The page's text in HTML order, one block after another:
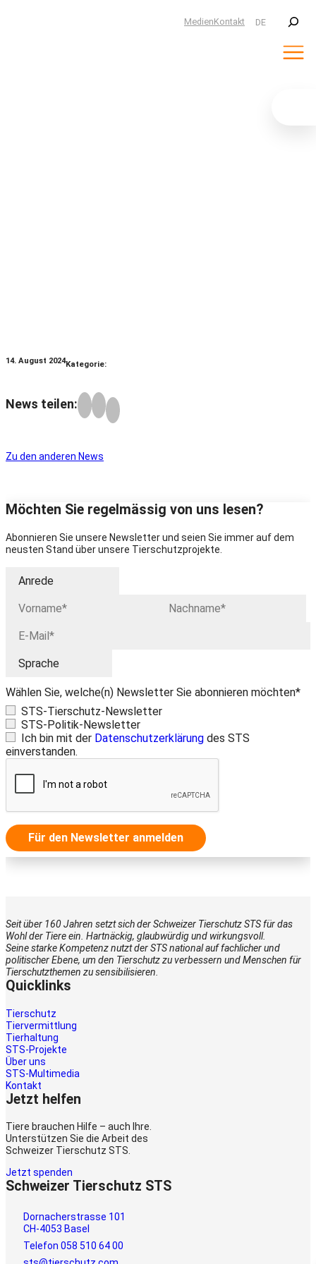
MedienKontakt DE
Suchen
14. August 2024Kategorie:
News teilen:
Zu den anderen News
Möchten Sie regelmässig von uns lesen?
Abonnieren Sie unsere Newsletter und seien Sie immer auf dem
neusten Stand über unsere Tierschutzprojekte.
Wählen Sie, welche(n) Newsletter Sie abonnieren möchten*
STS-Tierschutz-Newsletter
STS-Politik-Newsletter
Ich bin mit der Datenschutzerklärung des STS
einverstanden.
Für den Newsletter anmelden
Seit über 160 Jahren setzt sich der Schweizer Tierschutz STS für das
Wohl der Tiere ein. Hartnäckig, glaubwürdig und wirkungsvoll.
Seine starke Kompetenz nutzt der STS national auf fachlicher und
politischer Ebene, um den Tierschutz zu verbessern und Menschen für
Tierschutzthemen zu sensibilisieren.
Quicklinks
Tierschutz
Tiervermittlung
Tierhaltung
STS-Projekte
Über uns
STS-Multimedia
Kontakt
Jetzt helfen
Tiere brauchen Hilfe – auch Ihre.
Unterstützen Sie die Arbeit des
Schweizer Tierschutz STS.
Jetzt spenden
Schweizer Tierschutz STS
Dornacherstrasse 101
CH-4053 Basel
Telefon 058 510 64 00